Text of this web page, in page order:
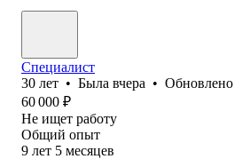
Специалист
30 лет • Была вчера • Обновлено
60 000 ₽
Не ищет работу
Общий опыт
9 лет 5 месяцев